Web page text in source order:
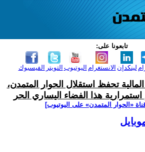
تابعونا على:
الفيسبوك التويتر اليوتيوب الانستغرام لينكدإن
تحفظ استقلال الحوار المتمدن،
هذا الفضاء اليساري الحر
‫«الحوار المتمدن» على اليوتيوب]